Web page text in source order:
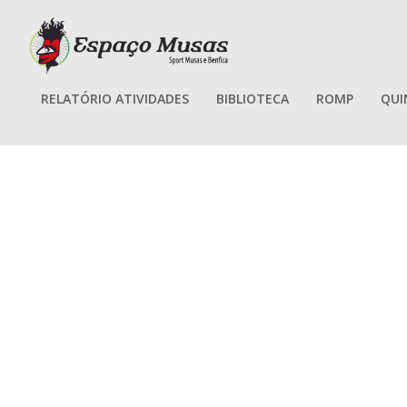
RELATÓRIO ATIVIDADES BIBLIOTECA ROMP